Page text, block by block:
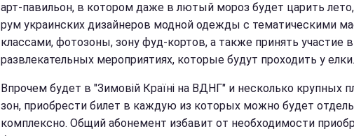
арт-павильон, в котором даже в лютый мороз будет царить
рум украинских дизайнеров модной одежды с тематическими
классами, фотозоны, зону фуд-кортов, а также принять участие в
развлекательных мероприятиях, которые будут проходить у елки.
Впрочем будет в "Зимовій Країні на ВДНГ" и несколько крупных
зон, приобрести билет в каждую из которых можно будет
комплексно. Общий абонемент избавит от необходимости